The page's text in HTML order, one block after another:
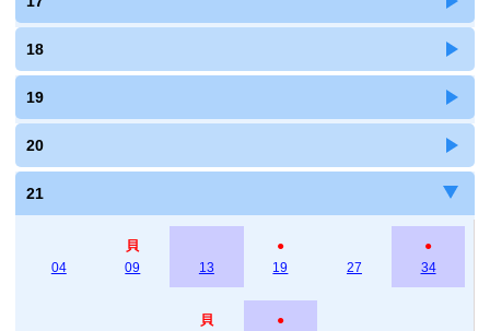
18
19
20
21
04
貝
09
13
●
19
27
●
34
貝
●